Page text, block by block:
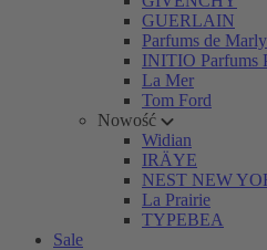
GUERLAIN
Parfums de Marly
INITIO Parfums
La Mer
Tom Ford
Nowość
Widian
IRÄYE
NEST NEW
La Prairie
TYPEBEA
Sale